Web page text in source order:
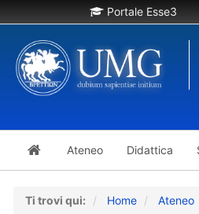
Portale Esse3
Ateneo Didattica
Ti trovi qui: Home Ateneo